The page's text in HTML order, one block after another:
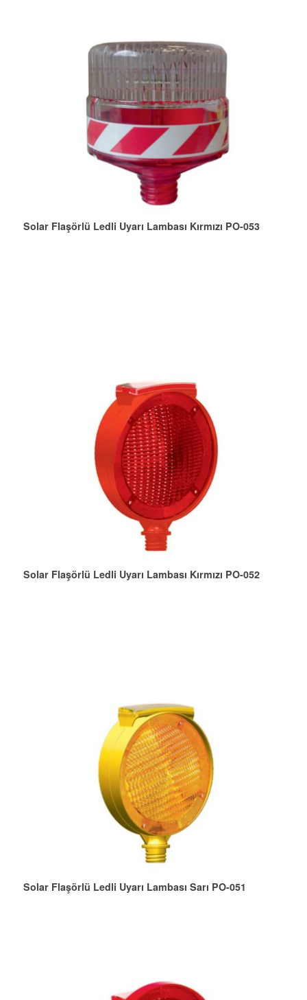
Solar Flaşörlü Ledli Uyarı Lambası Kırmızı PO-053
Solar Flaşörlü Ledli Uyarı Lambası Kırmızı PO-052
Solar Flaşörlü Ledli Uyarı Lambası Sarı PO-051